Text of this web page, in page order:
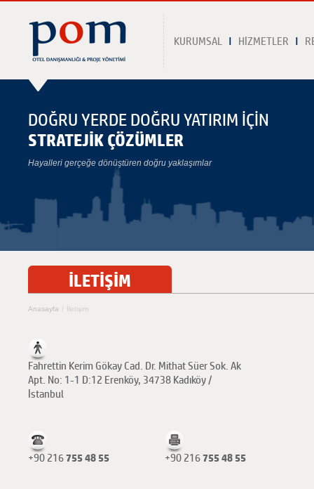
KURUMSAL HİZMETLER
DOĞRU YERDE DOĞRU YATIRIM İÇİN
STRATEJİK ÇÖZÜMLER
Hayalleri gerçeğe dönüştüren doğru yaklaşımlar
İLETİŞİM
Anasayfa / İletişim
Fahrettin Kerim Gökay Cad. Dr. Mithat Süer Sok. Ak
Apt. No: 1-1 D:12 Erenköy, 34738 Kadıköy /
İstanbul
+90 216755 48 55 +90 216755 48 55